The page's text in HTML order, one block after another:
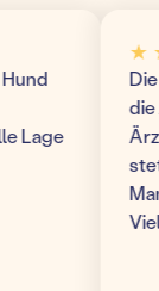
★ ★ ★
Die
die
Ärzte bzw.
stets
Man fühlt
Vielen